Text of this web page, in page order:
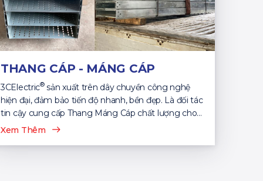
THANG CÁP - MÁNG CÁP
3CElectric®sản xuất trên dây chuyền công nghệ
hiện đại, đảm bảo tiến độ nhanh, bền đẹp. Là đối tác
tin cậy cung cấp Thang Máng Cáp chất lượng cho
nhiều dự án...
Xem Thêm